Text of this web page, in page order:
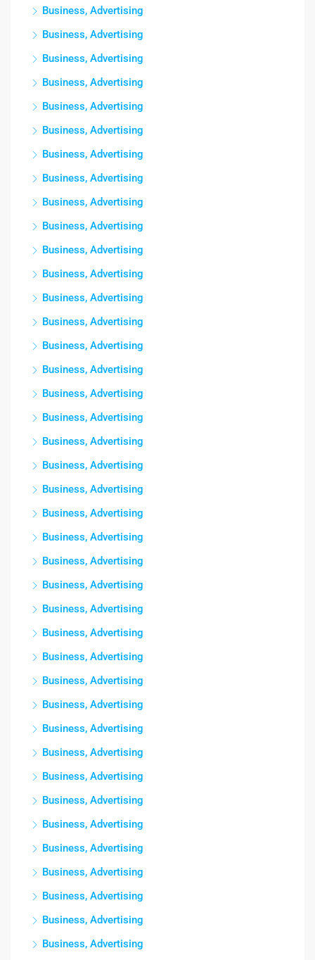
Business, Advertising
Business, Advertising
Business, Advertising
Business, Advertising
Business, Advertising
Business, Advertising
Business, Advertising
Business, Advertising
Business, Advertising
Business, Advertising
Business, Advertising
Business, Advertising
Business, Advertising
Business, Advertising
Business, Advertising
Business, Advertising
Business, Advertising
Business, Advertising
Business, Advertising
Business, Advertising
Business, Advertising
Business, Advertising
Business, Advertising
Business, Advertising
Business, Advertising
Business, Advertising
Business, Advertising
Business, Advertising
Business, Advertising
Business, Advertising
Business, Advertising
Business, Advertising
Business, Advertising
Business, Advertising
Business, Advertising
Business, Advertising
Business, Advertising
Business, Advertising
Business, Advertising
Business, Advertising